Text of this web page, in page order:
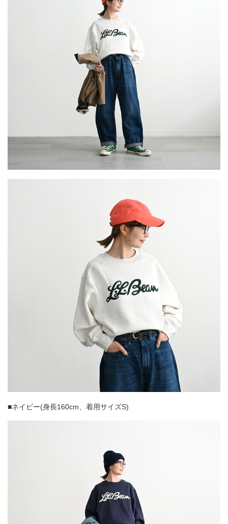
■ネイビー(身長160cm、着用サイズS)